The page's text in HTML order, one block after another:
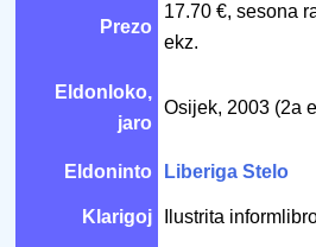
Prezo
17.70 €, sesona
ekz.
Eldonloko,
jaro
Osijek, 2003 (2a
Eldoninto Liberiga Stelo
Klarigoj Ilustrita